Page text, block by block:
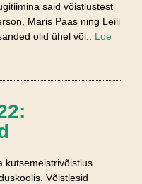
said võistlustest
Maris Paas ning Leili
olid ühel või.. Loe
kutsemeistrivõistlus
Võistlesid